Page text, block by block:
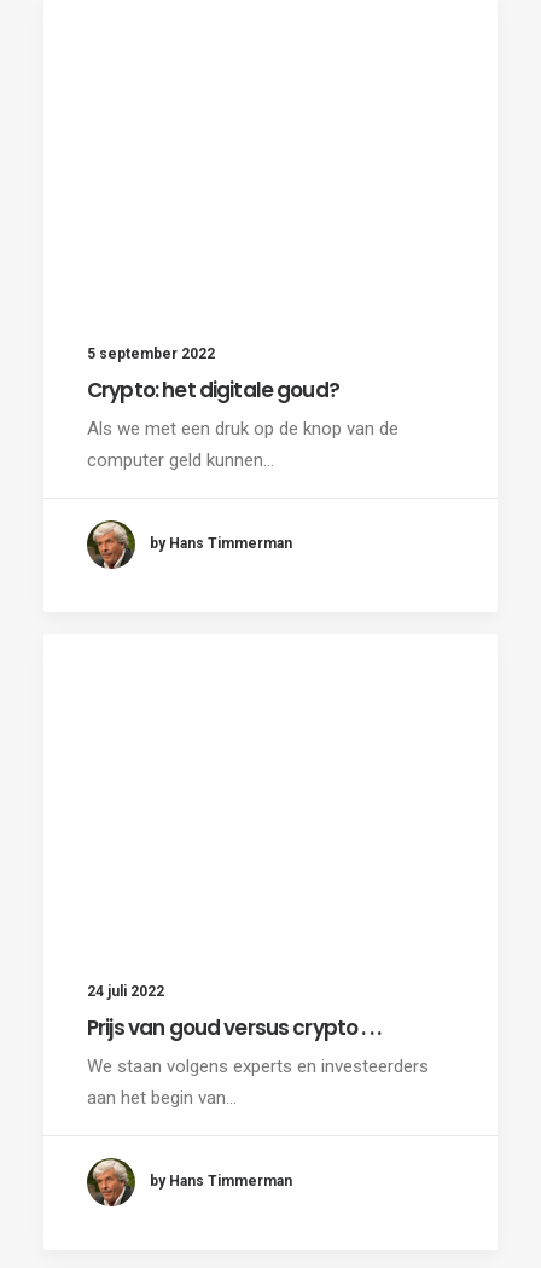
5 september 2022
Crypto: het digitale goud?
Als we met een druk op de knop van de
computer geld kunnen…
by Hans Timmerman
24 juli 2022
Prijs van goud versus crypto . . .
We staan volgens experts en investeerders
aan het begin van…
by Hans Timmerman